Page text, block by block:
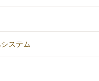
ステム